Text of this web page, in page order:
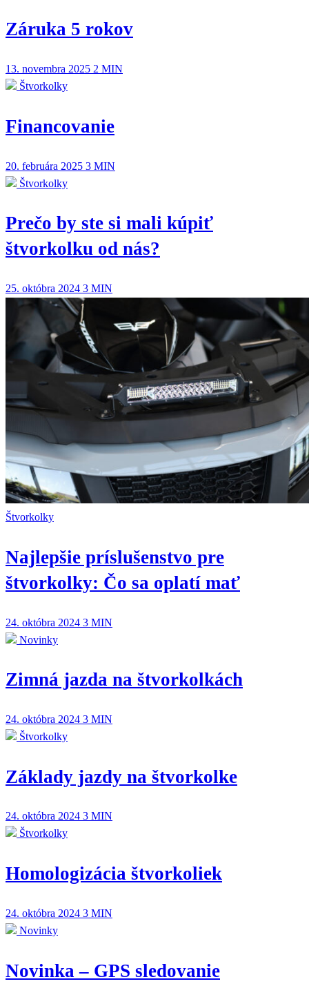
Záruka 5 rokov
13. novembra 2025 2 MIN
Štvorkolky
Financovanie
20. februára 2025 3 MIN
Štvorkolky
Prečo by ste si mali kúpiť
štvorkolku od nás?
25. októbra 2024 3 MIN
Štvorkolky
Najlepšie príslušenstvo pre
štvorkolky: Čo sa oplatí mať
24. októbra 2024 3 MIN
Novinky
Zimná jazda na štvorkolkách
24. októbra 2024 3 MIN
Štvorkolky
Základy jazdy na štvorkolke
24. októbra 2024 3 MIN
Štvorkolky
Homologizácia štvorkoliek
24. októbra 2024 3 MIN
Novinky
Novinka – GPS sledovanie